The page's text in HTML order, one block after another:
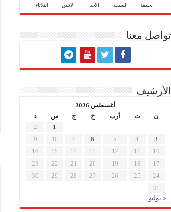
الجمعة السبت الأحد الاثنين الثلاثاء
تواصل معنا
الأرشيف
أغسطس 2026
ن
ث أرب خ ج س
د
1
2
3
4
5
6
7
8
9
10
11
12
13
14
15
16
17
18
19
20
21
22
23
24
25
26
27
28
29
30
31
« يوليو